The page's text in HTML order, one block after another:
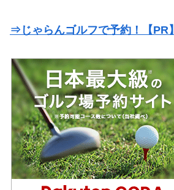
⇒じゃらんゴルフで予約！【PR】